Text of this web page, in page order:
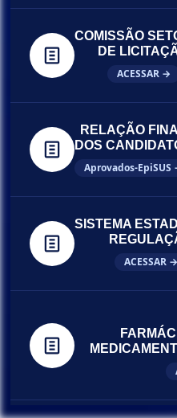
COMISSÃO
DE
ACESSAR →
RELAÇÃO
DOS
Aprovados-EpiSUS
SISTEMA
ACESSAR →